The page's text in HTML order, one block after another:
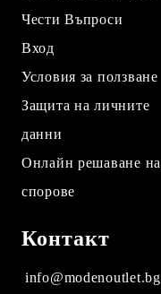
Чести Въпроси
Вход
Условия за ползване
Защита на личните
данни
Онлайн решаване на
спорове
Контакт
info@modenoutlet.bg